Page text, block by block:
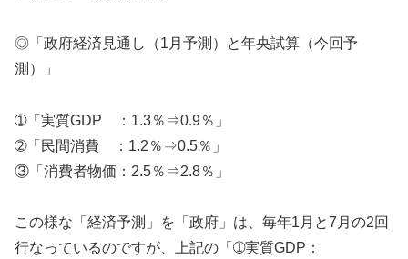
◎「政府経済見通し（1月予測）と年央試算（今回予
測）」
➀「実質GDP ：1.3％⇒0.9％」
➁「民間消費 ：1.2％⇒0.5％」
③「消費者物価：2.5％⇒2.8％」
この様な「経済予測」を「政府」は、毎年1月と7月の2回
行なっているのですが、上記の「➀実質GDP：